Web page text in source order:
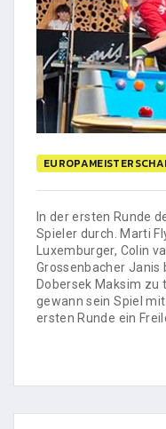
In der ersten Runde
Spieler durch. Marti
Luxemburger, Colin
Grossenbacher Janis
Dobersek Maksim
gewann sein Spiel
ersten Runde ein